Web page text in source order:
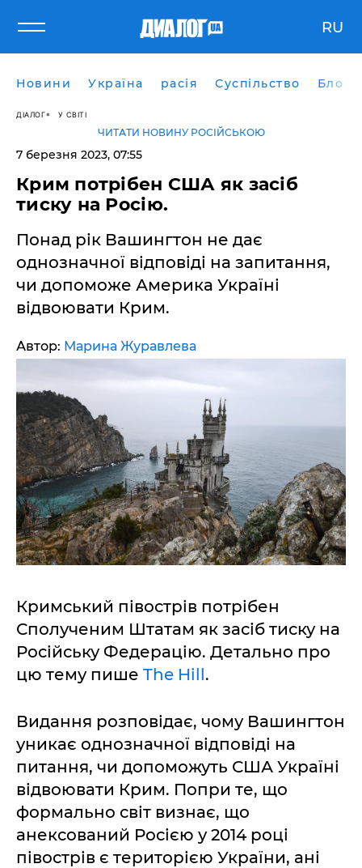
RU
Новини Україна расія Суспільство Блоги
ДІАЛОГ У СВІТІ
ЧИТАТИ НОВИНУ РОСІЙСЬКОЮ
7 березня 2023, 07:55
Крим потрібен США як засіб
тиску на Росію.
Понад рік Вашингтон не дає
однозначної відповіді на запитання,
чи допоможе Америка Україні
відвоювати Крим.
Автор: Марина Журавлева
Кримський півострів потрібен
Сполученим Штатам як засіб тиску на
Російську Федерацію. Детально про
цю тему пише The Hill.
Видання розповідає, чому Вашингтон
уникає однозначної відповіді на
питання, чи допоможуть США Україні
відвоювати Крим. Попри те, що
формально світ визнає, що
анексований Росією у 2014 році
півострів є територією України, ані